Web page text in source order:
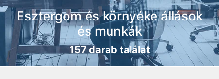
Esztergom és környéke állások
és munkák
157 darab találat